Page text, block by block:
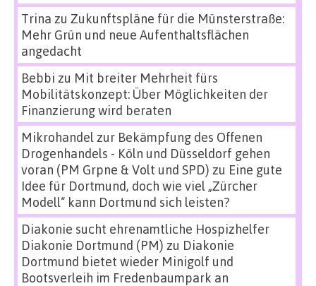
Trina zu Zukunftspläne für die Münsterstraße:
Mehr Grün und neue Aufenthaltsflächen
angedacht
Bebbi zu Mit breiter Mehrheit fürs
Mobilitätskonzept: Über Möglichkeiten der
Finanzierung wird beraten
Mikrohandel zur Bekämpfung des Offenen
Drogenhandels - Köln und Düsseldorf gehen
voran (PM Grpne & Volt und SPD) zu Eine gute
Idee für Dortmund, doch wie viel „Zürcher
Modell“ kann Dortmund sich leisten?
Diakonie sucht ehrenamtliche Hospizhelfer
Diakonie Dortmund (PM) zu Diakonie
Dortmund bietet wieder Minigolf und
Bootsverleih im Fredenbaumpark an